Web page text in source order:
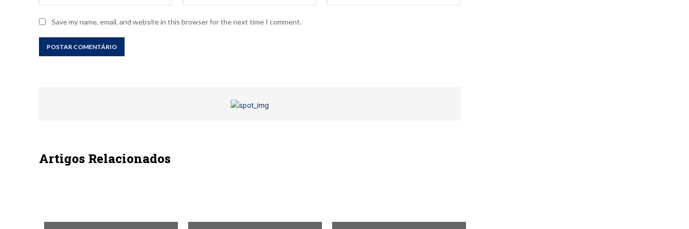
Save my name, email, and website in this browser for the next time I comment.
Artigos Relacionados